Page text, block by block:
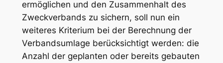
ermöglichen und den Zusammenhalt des
Zweckverbands zu sichern, soll nun ein
weiteres Kriterium bei der Berechnung der
Verbandsumlage berücksichtigt werden: die
Anzahl der geplanten oder bereits gebauten